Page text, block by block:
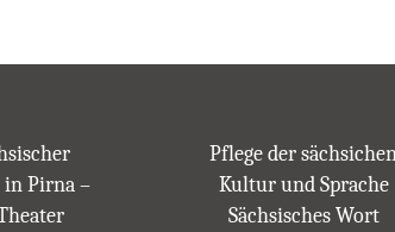
in Pirna –
Pflege der sächsichen
Kultur und Sprache
Sächsisches Wort